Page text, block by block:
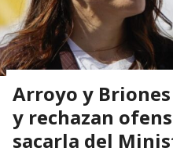
Arroyo y
y rechazan
sacarla del